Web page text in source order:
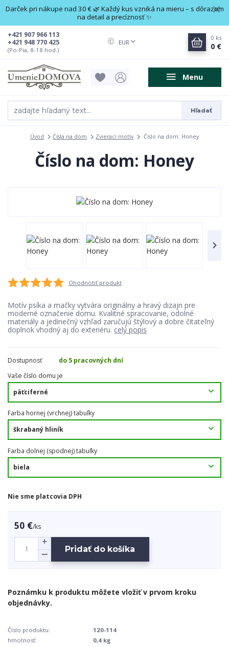
Darček pri nákupe nad 30 € 🌿 Každý kus vzniká na mieru – s dôrazom
na detail a precíznosť ✨
Menu
EUR
Hľadať
+421 948 770 425
+421 907 966 113
(Po-Pia, 8-18 hod.)
0 ks
0 €
Úvod Čísla na dom Zvierací motív Číslo na dom: Honey
Číslo na dom: Honey
Ohodnotiť produkt
Motív psíka a mačky vytvára originálny a hravý dizajn pre
moderné označenie domu. Kvalitné spracovanie, odolné
materiály a jedinečný vzhľad zaručujú štýlový a dobre čitateľný
doplnok vhodný aj do exteriéru. celý popis
Dostupnosť
do 5 pracovných dní
Vaše číslo domu je
Farba hornej (vrchnej) tabuľky
Farba dolnej (spodnej) tabuľky
Nie sme platcovia DPH
50 €/ks
Pridať do košíka
Číslo produktu:
120-114
hmotnosť:
0,4 kg